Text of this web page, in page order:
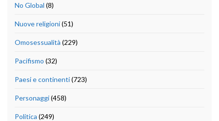
No Global (8)
Nuove religioni(51)
Omosessualità (229)
Pacifismo (32)
Paesi e continenti(723)
Personaggi(458)
Politica (249)